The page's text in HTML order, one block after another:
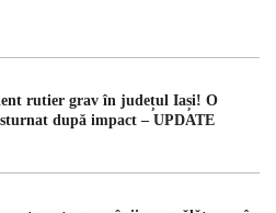
rutier grav în județul Iași! O
după impact – UPDATE